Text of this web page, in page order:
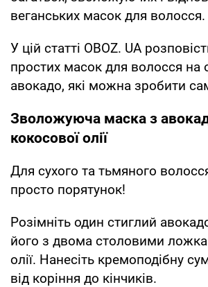
веганських масок для волосся.
У цій статті OBOZ. UA
простих масок для волосся на
авокадо, які можна зробити
Зволожуюча маска з
кокосової олії
Для сухого та тьмяного
просто порятунок!
Розімніть один стиглий
його з двома столовими
олії. Нанесіть кремоподібну
від коріння до кінчиків.